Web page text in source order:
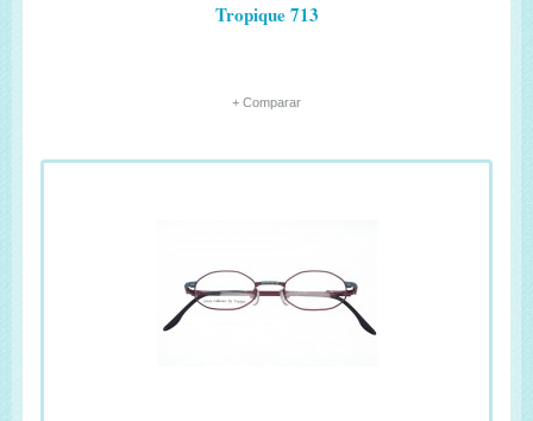
Tropique 713
+ Comparar